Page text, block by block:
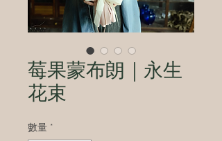
莓果蒙布朗｜永生
花束
數量 *